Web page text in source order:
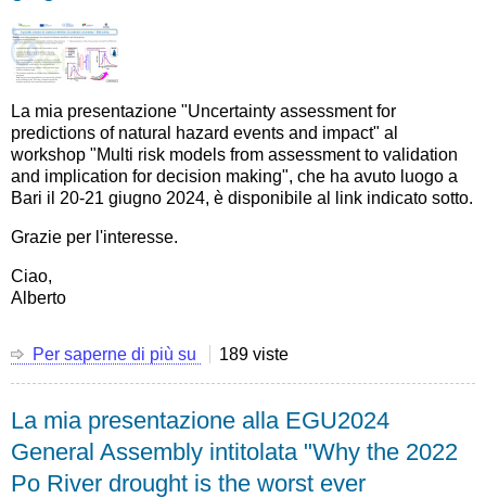
La mia presentazione "Uncertainty assessment for
predictions of natural hazard events and impact" al
workshop "Multi risk models from assessment to validation
and implication for decision making", che ha avuto luogo a
Bari il 20-21 giugno 2024, è disponibile al link indicato sotto.
Grazie per l'interesse.
Ciao,
Alberto
Per saperne di più su
"Uncertainty
assessment
for
predictions
189 viste
La mia presentazione alla EGU2024
General Assembly intitolata "Why the 2022
Po River drought is the worst ever